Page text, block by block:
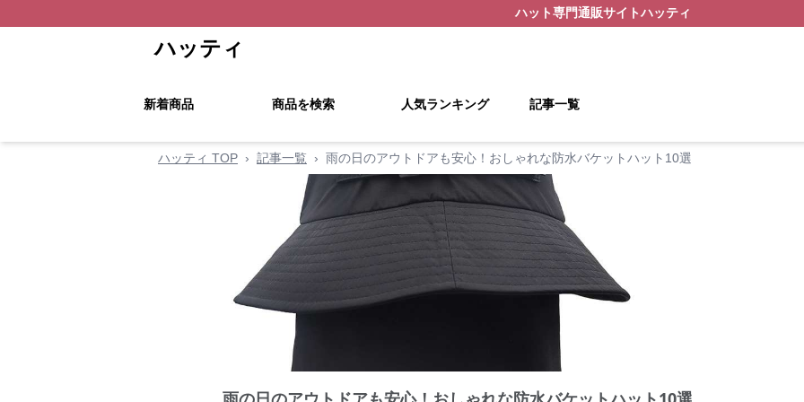
ハット専門通販サイトハッティ
ハッティ
新着商品 商品を検索 人気ランキング 記事一覧
ハッティ TOP › 記事一覧 › 雨の日のアウトドアも安心！おしゃれな防水バケットハット10選